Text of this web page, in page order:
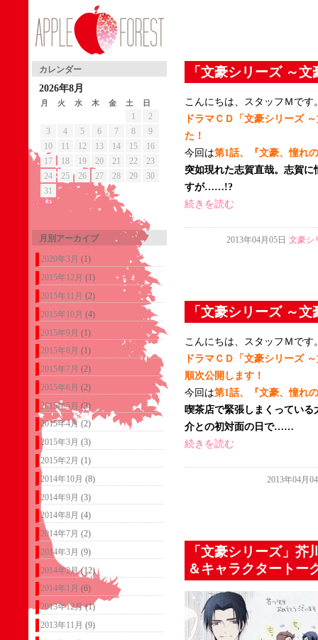
カレンダー
2026年8月
月 火 水 木 金 土 日
1
2
3
4 5 6 7 8
9
10
11 12 13 14 15
16
17
18 19 20 21 22
23
24
25 26 27 28 29
30
31
« 3月
月別アーカイブ
2020年3月 (1)
2015年12月 (1)
2015年11月 (2)
2015年10月 (4)
2015年9月 (1)
2015年8月 (1)
2015年7月 (2)
2015年6月 (2)
2015年5月 (3)
2015年4月 (2)
2015年3月 (3)
2015年2月 (1)
2014年10月 (8)
2014年9月 (3)
2014年8月 (4)
2014年7月 (2)
2014年3月 (9)
2014年2月(12)
2014年1月 (6)
2013年12月(1)
2013年11月 (9)
「文豪シリーズ ～
こんにちは、スタッフＭです
ドラマＣＤ「文豪シリーズ
た！
今回は第1話、『文豪、憧れ
突如現れた志賀直哉。志賀
すが……!?
続きを読む
2013年04月05日 文豪シ
「文豪シリーズ ～
こんにちは、スタッフＭです
ドラマＣＤ「文豪シリーズ
順次公開します！
今回は第1話、『文豪、憧れ
喫茶店で緊張しまくってい
介との初対面の日で……
続きを読む
2013年04月
「文豪シリーズ」
＆キャラクタートー